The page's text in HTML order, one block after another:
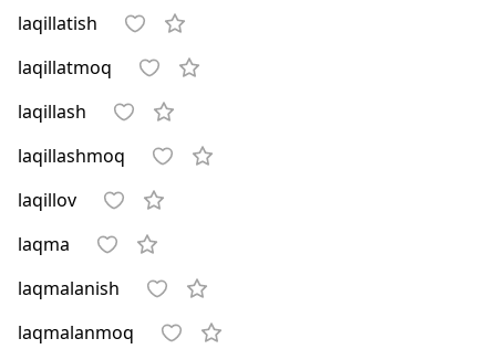
laqillatish
laqillatmoq
laqillash
laqillashmoq
laqillov
laqma
laqmalanish
laqmalanmoq